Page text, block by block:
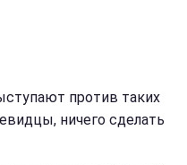
против таких
ничего сделать